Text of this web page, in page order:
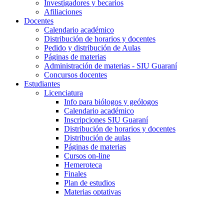
Investigadores y becarios
Afiliaciones
Docentes
Calendario académico
Distribución de horarios y docentes
Pedido y distribución de Aulas
Páginas de materias
Administración de materias - SIU Guaraní
Concursos docentes
Estudiantes
Licenciatura
Info para biólogos y geólogos
Calendario académico
Inscripciones SIU Guaraní
Distribución de horarios y docentes
Distribución de aulas
Páginas de materias
Cursos on-line
Hemeroteca
Finales
Plan de estudios
Materias optativas